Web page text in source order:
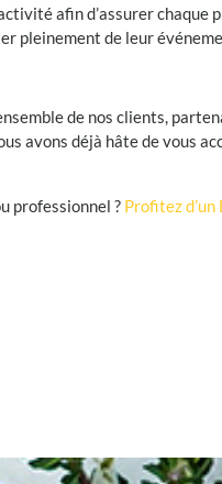
afin d’assurer chaque
pleinement de leur
de nos clients,
avons déjà hâte de vous
professionnel ? Profitez